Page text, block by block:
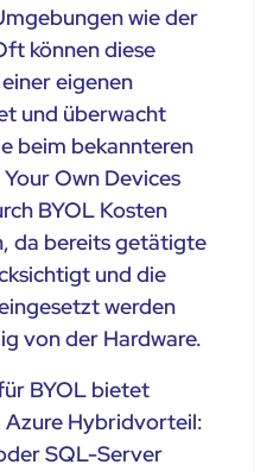
wie der
können diese
eigenen
und überwacht
beim bekannteren
Own Devices
BYOL Kosten
da bereits getätigte
und die
werden
von der Hardware.
BYOL bietet
Hybridvorteil:
SQL-Server